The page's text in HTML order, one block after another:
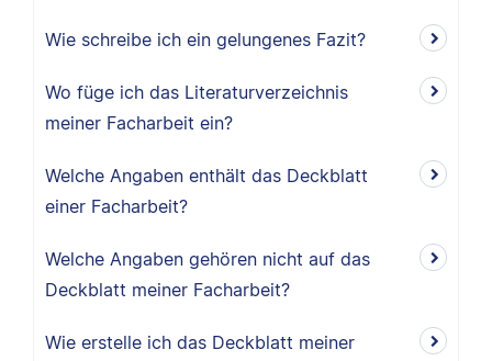
Wie schreibe ich ein gelungenes Fazit?
Wo füge ich das Literaturverzeichnis
meiner Facharbeit ein?
Welche Angaben enthält das Deckblatt
einer Facharbeit?
Welche Angaben gehören nicht auf das
Deckblatt meiner Facharbeit?
Wie erstelle ich das Deckblatt meiner